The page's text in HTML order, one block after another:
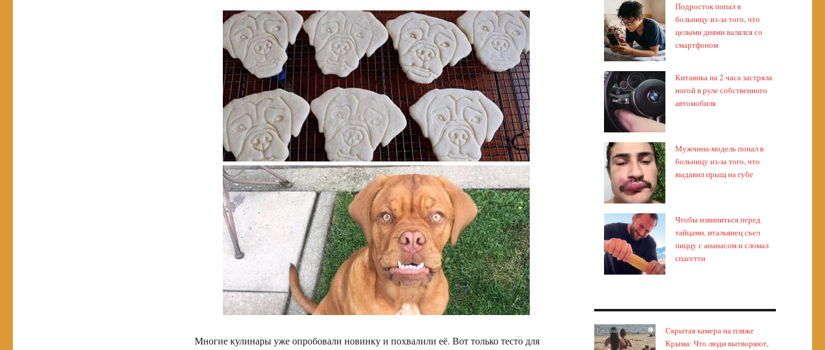
Многие кулинары уже опробовали новинку и похвалили её. Вот только тесто для
Подросток попал в
больницу из-за того, что
целыми днями валялся со
смартфоном
Китаянка на 2 часа застряла
ногой в руле собственного
автомобиля
Мужчина-модель попал в
больницу из-за того, что
выдавил прыщ на губе
Чтобы извиниться перед
тайцами, итальянец съел
пиццу с ананасом и сломал
спагетти
i
Скрытая камера на пляже
Крыма: Что люди вытворяют,